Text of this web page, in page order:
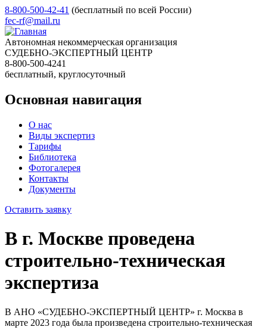
8-800-500-42-41 (бесплатный по всей России)
fec-rf@mail.ru
Автономная некоммерческая организация
СУДЕБНО-ЭКСПЕРТНЫЙ ЦЕНТР
8-800-500-4241
бесплатный, круглосуточный
Основная навигация
О нас
Виды экспертиз
Тарифы
Библиотека
Фотогалерея
Контакты
Документы
Оставить заявку
В г. Москве проведена
строительно-техническая
экспертиза
В АНО «СУДЕБНО-ЭКСПЕРТНЫЙ ЦЕНТР» г. Москва в
марте 2023 года была произведена строительно-техническая